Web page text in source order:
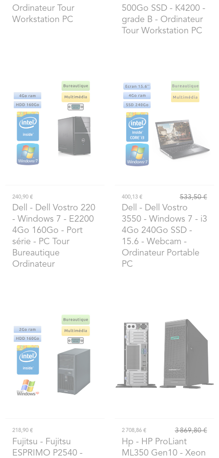
Ordinateur Tour
Workstation PC
500Go SSD - K4200 -
grade B - Ordinateur
Tour Workstation PC
240,90 €
Dell
- Dell Vostro 220
- Windows 7 - E2200
4Go 160Go - Port
série - PC Tour
Bureautique
Ordinateur
400,13 € 533,50 €
Dell
- Dell Vostro
3550 - Windows 7 - i3
4Go 240Go SSD -
15.6 - Webcam -
Ordinateur Portable
PC
218,90 €
Fujitsu - Fujitsu
ESPRIMO P2540 -
2 708,86 € 3 869,80 €
Hp - HP ProLiant
ML350 Gen10 - Xeon